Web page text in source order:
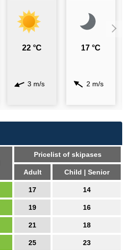
22 °C
3 m/s
17 °C
2 m/s
Pricelist of skipases
Adult Child | Senior
17 14
19 16
21 18
25 23